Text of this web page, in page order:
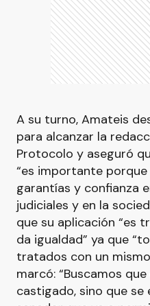
A su turno, Amateis
para alcanzar la
Protocolo y aseguró
“es importante
garantías y confianza
judiciales y en la
que su aplicación “es
da igualdad” ya que
tratados con un
marcó: “Buscamos
castigado, sino que se